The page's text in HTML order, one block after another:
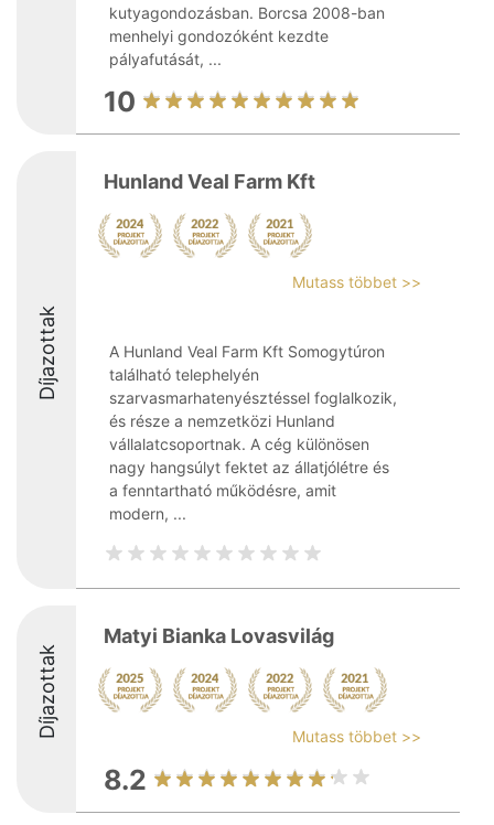
kutyagondozásban. Borcsa 2008-ban
menhelyi gondozóként kezdte
pályafutását, ...
10
Díjazottak
Hunland Veal Farm Kft
Mutass többet >>
A Hunland Veal Farm Kft Somogytúron
található telephelyén
szarvasmarhatenyésztéssel foglalkozik,
és része a nemzetközi Hunland
vállalatcsoportnak. A cég különösen
nagy hangsúlyt fektet az állatjólétre és
a fenntartható működésre, amit
modern, ...
Díjazottak
Matyi Bianka Lovasvilág
Mutass többet >>
8.2